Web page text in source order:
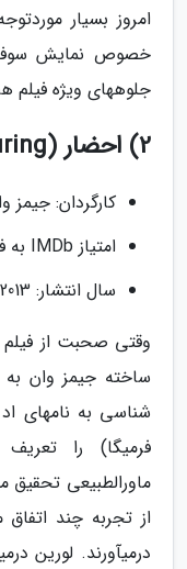
امروز بسیار
خصوص نمایش
جلوههای ویژه فیلم
2) احضار (The Conjuring)
کارگردان: جیمز
امتیاز IMDb به فیلم: 7.5 از 10
سال انتشار: 2013
وقتی صحبت از فیلم
ساخته جیمز وان
شناسی به نامهای
فرمیگا) را
ماورالطبیعی تحقیق
از تجربه چند
درمیآورند. لورین